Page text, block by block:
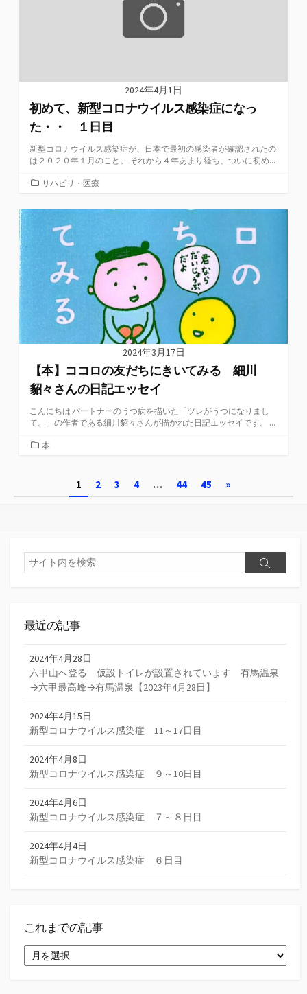
2024年4月1日
初めて、新型コロナウイルス感染症になっ
た・・ １日目
新型コロナウイルス感染症が、日本で最初の感染者が確認されたの
は２０２０年１月のこと。 それから４年あまり経ち、ついに初め...
カ
ゴ
リハビリ・医療
2024年3月17日
【本】ココロの友だちにきいてみる 細川
貂々さんの日記エッセイ
こんにちは パートナーのうつ病を描いた「ツレがうつになりまし
て。」の作者である細川貂々さんが描かれた日記エッセイです。 ...
カ
ー
本
ペ
ー
送
1 2 3 4 … 44 45 »
検
索
検
最近の記事
2024年4月28日
六甲山へ登る 仮設トイレが設置されています 有馬温泉
→六甲最高峰→有馬温泉【2023年4月28日】
2024年4月15日
新型コロナウイルス感染症 11～17日目
2024年4月8日
新型コロナウイルス感染症 ９～10日目
2024年4月6日
新型コロナウイルス感染症 ７～８日目
2024年4月4日
新型コロナウイルス感染症 ６日目
これまでの記事
れ